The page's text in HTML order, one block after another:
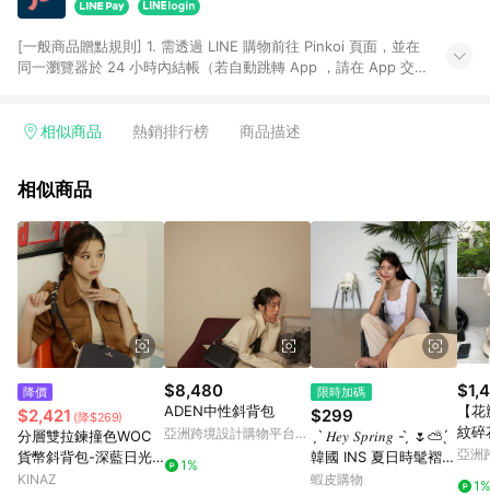
[一般商品贈點規則] 1. 需透過 LINE 購物前往 Pinkoi 頁面，並在
同一瀏覽器於 24 小時內結帳（若自動跳轉 App ，請在 App 交
回饋訂單不得享有 Pinkoi 站方優惠，例如首購優惠，P coins，
行為，不具贈點資格，部分退款不在此限。 6. APP 請更新至
貨後 45 天後發送。 8. 群眾募資商品，禮物卡，開館保證金，補
運費，攤位費等不具贈點資格。 9. LINE 購物站上之商品規格、
顏色、價位、贈品如與 Pinkoi 商品資訊頁及購物車不符，以
Pinkoi 購物商品資訊頁及購物車標示為準。 10. 點數紅包使用規
則請以點數紅包活動說明為準。 11. 若於 LINE 購物前往 Pinkoi
頁面後才首次下載 Pinkoi APP 並完成訂單，不符合導購資格；承
上，首次下載 Pinkoi APP 後，需透過 LINE 購物前往 Pinkoi 頁
相似商品 熱銷排行榜 商品描述
相似商品
降價
$2,421 (降$269)
分層雙拉鍊撞色WOC
貨幣斜背包-深藍日光-
幸運小盒系列(BX9652
KINAZ
$8,480
ADEN中性斜背包
亞洲跨境設計購物平台
1%
限時加碼
$299
ˏˋ 𝐻𝑒𝑦 𝑆𝑝𝑟𝑖𝑛𝑔 - ̗̀ 🌷⛅️ ̖́‎
韓國 INS 夏日時髦褶皺
背心上衣女
蝦皮購物
【
紋碎
洋裝
亞洲
1%